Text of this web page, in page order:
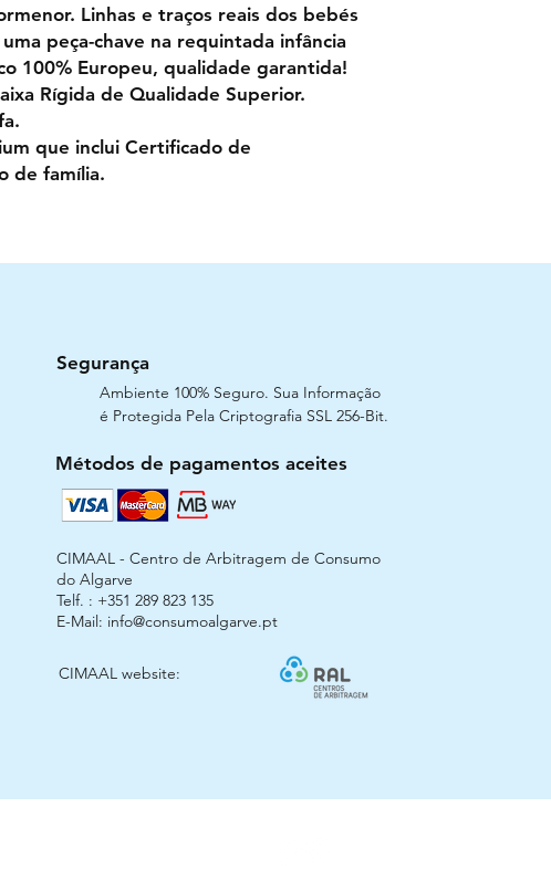
Linhas e traços reais dos bebés
peça-chave na requintada infância
100% Europeu, qualidade garantida!
Rígida de Qualidade Superior.
que inclui Certificado de
de família.
Segurança
Ambiente 100% Seguro. Sua Informação
é Protegida Pela Criptografia SSL 256-Bit.
Métodos de pagamentos aceites
CIMAAL - Centro de Arbitragem de Consumo
do Algarve
Telf. : +351 289 823 135
E-Mail: info@consumoalgarve.pt
CIMAAL website: